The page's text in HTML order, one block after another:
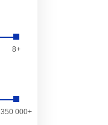
8+
350 000+